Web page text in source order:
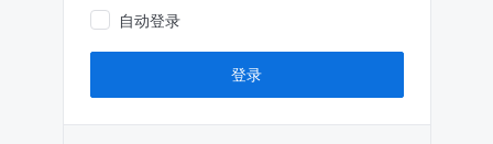
自动登录